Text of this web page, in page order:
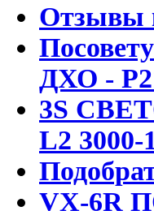
Отзывы
ДХО -
3S
L2 3000-
VX-6R